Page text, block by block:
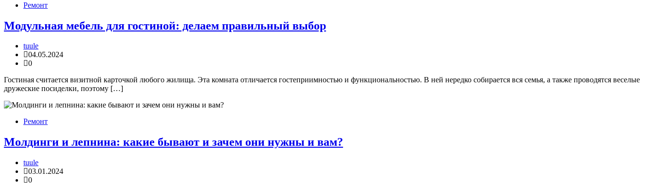
Ремонт
Модульная мебель для гостиной: делаем правильный выбор
tuule
04.05.2024
0
Гостиная считается визитной карточкой любого жилища. Эта комната отличается гостеприимностью и функциональностью. В ней нередко собирается вся семья, а также проводятся веселые
дружеские посиделки, поэтому […]
Ремонт
Молдинги и лепнина: какие бывают и зачем они нужны и вам?
tuule
03.01.2024
0